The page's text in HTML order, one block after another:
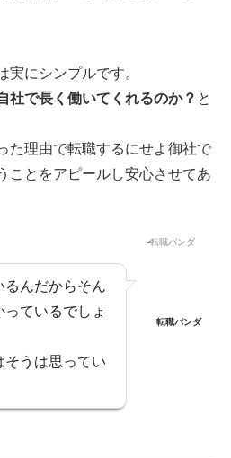
実にシンプルです。
社で長く働いてくれるのか？ と
た理由で転職するにせよ御社で
ことをアピールし安心させてあ
るんだからそん
ているでしょ
そうは思ってい
転職パンダ